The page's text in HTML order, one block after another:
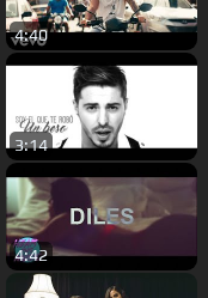
4:40
3:14
4:42